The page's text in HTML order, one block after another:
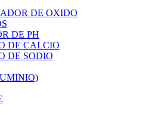
DE OXIDO
DE PH
DE CALCIO
DE SODIO